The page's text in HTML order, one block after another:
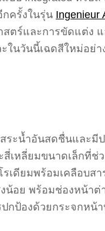
ครั้งในรุ่น Ingenieur
ตร์และการขัดแต่ง
ในวันนี้เฉดสีใหม่อย่
ระน้ำอันสดชื่นและมี
เหลี่ยมขนาดเล็กที่
ยมพร้อมเคลือบสา
น้อย พร้อมช่องหน้า
องด้วยกระจกหน้า